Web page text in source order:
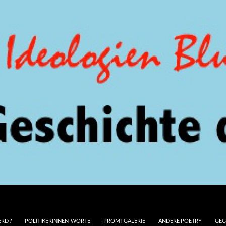
? POLITIKERINNEN-WORTE PROMI-GALERIE ANDERE POETRY